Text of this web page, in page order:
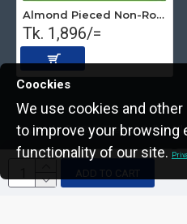
ADD TO CART
Almond Pieced Non-Roasted (Long) 1 kg
Tk. 1,896/=
Copyright © 2022, The Nut Seller, All
Coockies
We use cookies and
to improve your browsing
functionality of our site.